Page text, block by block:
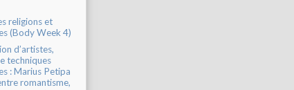
religions et
(Body Week 4)
d’artistes,
techniques
: Marius Petipa
romantisme,